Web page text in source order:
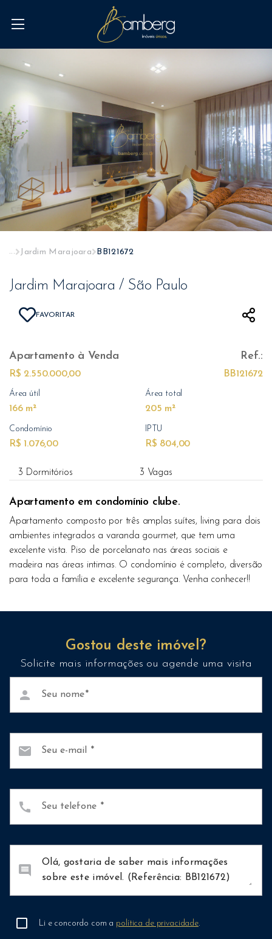
... Jardim Marajoara BB121672
Jardim Marajoara / São Paulo
FAVORITAR
Apartamento à Venda
R$ 2.550.000,00
Ref.:
BB121672
Área útil
166 m²
Área total
205 m²
Condomínio
R$ 1.076,00
IPTU
R$ 804,00
3 Dormitórios 3 Vagas
Apartamento em condomínio clube.
Apartamento composto por três amplas suítes, living para dois
ambientes integrados a varanda gourmet, que tem uma
excelente vista. Piso de porcelanato nas áreas sociais e
madeira nas áreas intimas. O condomínio é completo, diversão
para toda a família e excelente segurança. Venha conhecer!!
Gostou deste imóvel?
Solicite mais informações ou agende uma visita
Seu nome
person
Seu e-mail
mail
Seu telefone
call
comment
Li e concordo com a política de privacidade.